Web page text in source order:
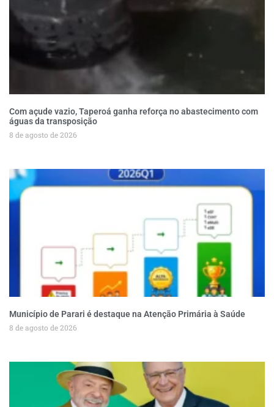
Com açude vazio, Taperoá ganha reforça no abastecimento com
águas da transposição
8 de agosto de 2026
Município de Parari é destaque na Atenção Primária à Saúde
8 de agosto de 2026